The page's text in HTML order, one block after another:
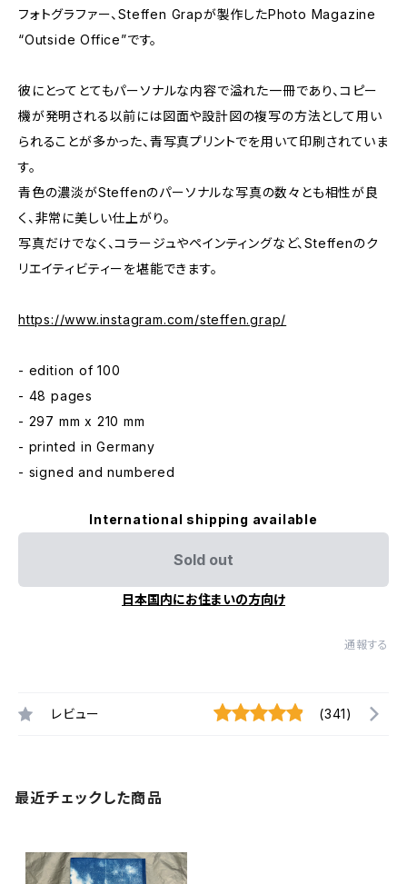
フォトグラファー、Steffen Grapが製作したPhoto Magazine
“Outside Office”です。
彼にとってとてもパーソナルな内容で溢れた一冊であり、コピー
機が発明される以前には図面や設計図の複写の方法として用い
られることが多かった、青写真プリントでを用いて印刷されていま
す。
青色の濃淡がSteffenのパーソナルな写真の数々とも相性が良
く、非常に美しい仕上がり。
写真だけでなく、コラージュやペインティングなど、Steffenのク
リエイティビティーを堪能できます。
https://www.instagram.com/steffen.grap/
- edition of 100
- 48 pages
- 297 mm x 210 mm
- printed in Germany
- signed and numbered
International shipping available
Sold out
日本国内にお住まいの方向け
通報する
レビュー (341)
最近チェックした商品